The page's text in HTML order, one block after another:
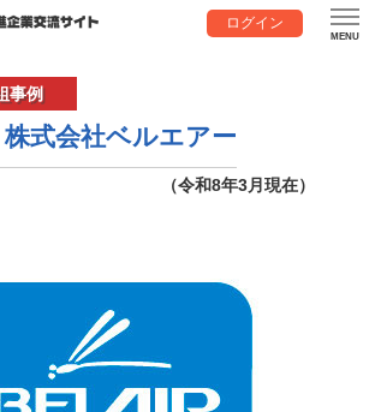
ログイン
事例
株式会社ベルエアー
（令和8年3月現在）